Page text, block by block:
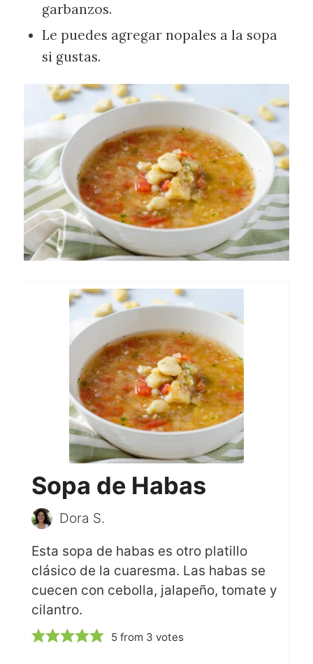
garbanzos.
Le puedes agregar nopales a la sopa
si gustas.
Sopa de Habas
Dora S.
Esta sopa de habas es otro platillo
clásico de la cuaresma. Las habas se
cuecen con cebolla, jalapeño, tomate y
cilantro.
5 from 3 votes